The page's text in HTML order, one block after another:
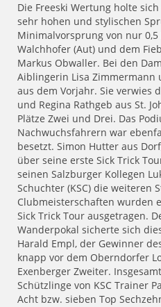
Die Freeski Wertung holte
sehr hohen und stylischen
Minimalvorsprung von nur
Walchhofer (Aut) und dem
Markus Obwaller. Bei den
Aiblingerin Lisa
aus dem Vorjahr. Sie verwies
und Regina Rathgeb aus St.
Plätze Zwei und Drei. Das
Nachwuchsfahrern war
besetzt. Simon Hutter aus
über seine erste Sick Trick
seinen Salzburger Kollegen
Schuchter (KSC) die weiteren
Clubmeisterschaften wurden
Sick Trick Tour ausgetragen.
Wanderpokal sicherte sich
Harald Empl, der Gewinner
knapp vor dem Oberndorfer
Exenberger Zweiter.
Schützlinge von KSC Trainer
Acht bzw. sieben Top